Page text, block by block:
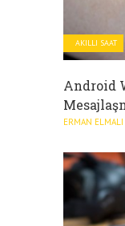
AKILLI SAAT
Android
ERMAN ELMALI